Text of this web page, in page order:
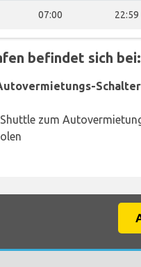
07:00 22:59
befindet sich bei:
Shuttle zum